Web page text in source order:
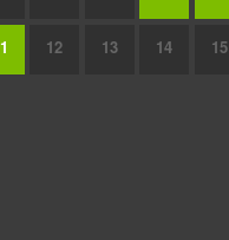
12 13 14 15